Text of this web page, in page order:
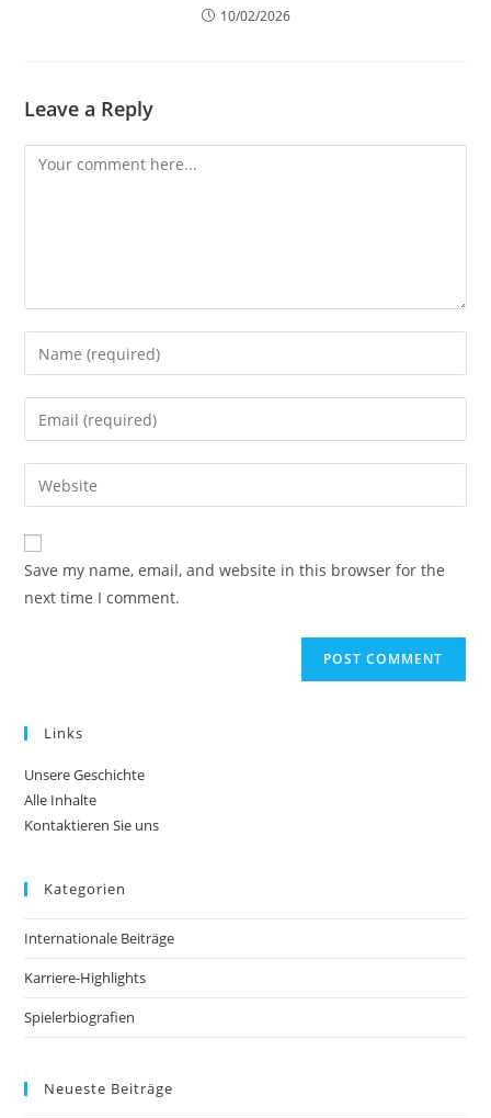
10/02/2026
Leave a Reply
Comment
Enter
your
name
comment
Enter
your
email
address
comment
Enter
your
website
URL
(optional)
Save my name, email, and website in this browser for the
next time I comment.
Links
Unsere Geschichte
Alle Inhalte
Kontaktieren Sie uns
Kategorien
Internationale Beiträge
Karriere-Highlights
Spielerbiografien
Neueste Beiträge